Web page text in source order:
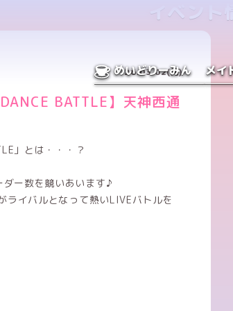
めいどりーみん メイ
イベント
26.03.02(月)
BATTLE】天神西通
」とは・・・？
ー数を競いあいます♪
イバルとなって熱いLIVEバトルを